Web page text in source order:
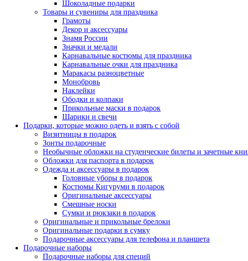
Шоколадные подарки
Товары и сувениры для праздника
Грамоты
Декор и аксессуары
Знамя России
Значки и медали
Карнавальные костюмы для праздника
Карнавальные очки для праздника
Маракасы разноцветные
Монобровь
Наклейки
Ободки и колпаки
Прикольные маски в подарок
Шарики и свечи
Подарки, которые можно одеть и взять с собой
Визитницы в подарок
Зонты подарочные
Необычные обложки на студенческие билеты и зачетные
Обложки для паспорта в подарок
Одежда и аксессуары в подарок
Головные уборы в подарок
Костюмы Кигуруми в подарок
Оригинальные аксессуары
Смешные носки
Сумки и рюкзаки в подарок
Оригинальные и прикольные брелоки
Оригинальные подарки в сумку
Подарочные аксессуары для телефона и планшета
Подарочные наборы
Подарочные наборы для специй